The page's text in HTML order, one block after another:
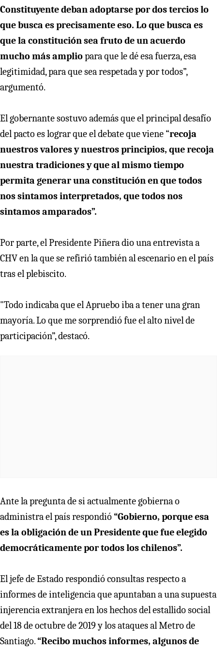
Constituyente deban adoptarse por dos tercios lo
que busca es precisamente eso. Lo que busca es
que la constitución sea fruto de un acuerdo
mucho más amplio para que le dé esa fuerza, esa
legitimidad, para que sea respetada y por todos”,
argumentó.
El gobernante sostuvo además que el principal desafío
del pacto es lograr que el debate que viene “recoja
nuestros valores y nuestros principios, que recoja
nuestra tradiciones y que al mismo tiempo
permita generar una constitución en que todos
nos sintamos interpretados, que todos nos
sintamos amparados”.
Por parte, el Presidente Piñera dio una entrevista a
CHV en la que se refirió también al escenario en el país
tras el plebiscito.
"Todo indicaba que el Apruebo iba a tener una gran
mayoría. Lo que me sorprendió fue el alto nivel de
participación”, destacó.
Ante la pregunta de si actualmente gobierna o
administra el país respondió “Gobierno, porque esa
es la obligación de un Presidente que fue elegido
democráticamente por todos los chilenos”.
El jefe de Estado respondió consultas respecto a
informes de inteligencia que apuntaban a una supuesta
injerencia extranjera en los hechos del estallido social
del 18 de octubre de 2019 y los ataques al Metro de
Santiago.“Recibo muchos informes, algunos de